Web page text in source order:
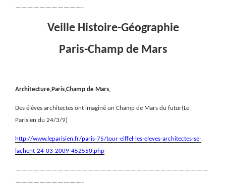
———————————-
Veille Histoire-Géographie
Paris-Champ de Mars
Architecture,Paris,Champ de Mars,
Des élèves architectes ont imaginé un Champ de Mars du futur(Le
Parisien du 24/3/9)
http://www.leparisien.fr/paris-75/tour-eiffel-les-eleves-architectes-se-
lachent-24-03-2009-452550.php
————————————————————————————————
———————————-